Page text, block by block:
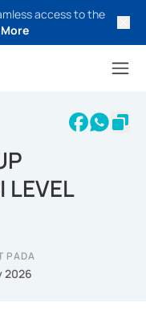
access to the
LEVEL
PADA
2026